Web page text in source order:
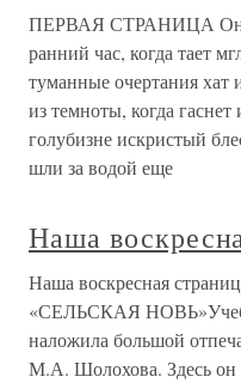
ПЕРВАЯ СТРАНИЦА Он
ранний час, когда тает
туманные очертания
из темноты, когда гаснет
голубизне искристый
шли за водой еще
Наша
Наша воскресная
«СЕЛЬСКАЯ
наложила большой
М.А. Шолохова. Здесь он